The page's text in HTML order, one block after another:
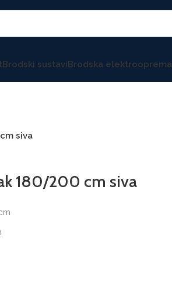
Brodski sustaviBrodska elektrooprema
siva
180/200 cm siva